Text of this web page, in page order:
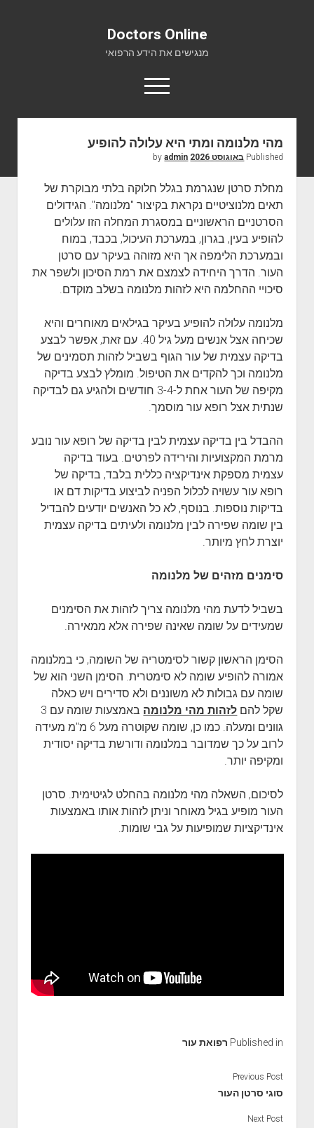
Doctors Online
מנגישים את הידע הרפואי
o
p
n
e
n
Doctors Online
אודות
יצירת קשר
מהי מלנומה ומתי היא עלולה להופיע
Published באוגוסט 2026 admin
מחלת סרטן שנגרמת בגלל חלוקה בלתי מבוקרת של
תאים מלנוציטיים נקראת בקיצור "מלנומה". הגידולים
הסרטניים הראשוניים במסגרת המחלה הזו עלולים
להופיע בעין, בגרון, במערכת העיכול, בכבד, במוח
ובמערכת הלימפה אך היא מזוהה בעיקר עם סרטן
העור. הדרך היחידה לצמצם את רמת הסיכון ולשפר את
סיכויי ההחלמה היא לזהות מלנומה בשלב מוקדם.
מלנומה עלולה להופיע בעיקר בגילאים מאוחרים והיא
שכיחה אצל אנשים מעל גיל 40. עם זאת, אפשר לבצע
בדיקה עצמית של עור הגוף בשביל לזהות תסמינים של
מלנומה וכך להקדים את הטיפול. מומלץ לבצע בדיקה
מקיפה של העור אחת ל-3-4 חודשים ולהגיע גם לבדיקה
שנתית אצל רופא עור מוסמך.
ההבדל בין בדיקה עצמית לבין בדיקה של רופא עור נובע
מרמת המקצועיות והירידה לפרטים. בעוד בדיקה
עצמית מספקת אינדיקציה כללית בלבד, בדיקה של
רופא עור עשויה לכלול הפניה לביצוע בדיקות דם או
בדיקות נוספות. בנוסף, לא כל האנשים יודעים להבדיל
בין שומה שפירה לבין מלנומה ולעיתים בדיקה עצמית
יוצרת לחץ מיותר.
סימנים מזהים של מלנומה
בשביל לדעת מהי מלנומה צריך לזהות את הסימנים
שמעידים על שומה שאינה שפירה אלא ממאירה.
הסימן הראשון קשור לסימטריה של השומה, כי במלנומה
אמורה להופיע שומה לא סימטרית. הסימן השני הוא של
שומה עם גבולות לא משוננים ולא סדירים ויש כאלה
שקל להם לזהות מהי מלנומה
באמצעות שומה עם 3
גוונים ומעלה. כמו כן, שומה שקוטרה מעל 6 מ"מ מעידה
לרוב על כך שמדובר במלנומה ודורשת בדיקה יסודית
ומקיפה יותר.
לסיכום, השאלה מהי מלנומה בהחלט לגיטימית. סרטן
העור מופיע בגיל מאוחר וניתן לזהות אותו באמצעות
אינדיקציות שמופיעות על גבי שומות.
Published in רפואת עור
Previous Post
סוגי סרטן העור
Next Post